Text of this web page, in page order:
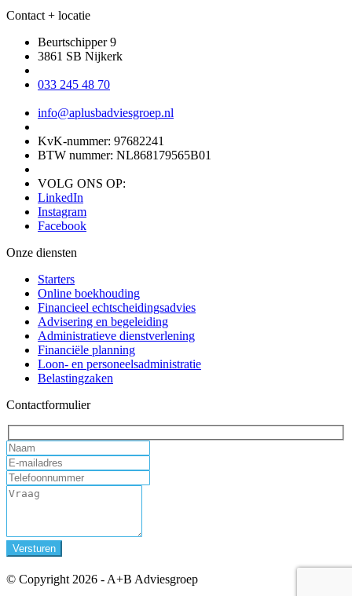
Contact + locatie
Beurtschipper 9
3861 SB Nijkerk
033 245 48 70
info@aplusbadviesgroep.nl
KvK-nummer: 97682241
BTW nummer: NL868179565B01
VOLG ONS OP:
LinkedIn
Instagram
Facebook
Onze diensten
Starters
Online boekhouding
Financieel echtscheidingsadvies
Advisering en begeleiding
Administratieve dienstverlening
Financiële planning
Loon- en personeelsadministratie
Belastingzaken
Contactformulier
© Copyright 2026 - A+B Adviesgroep